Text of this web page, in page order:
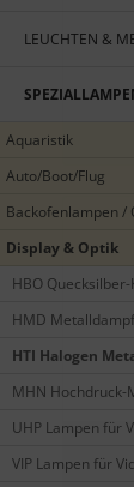
LEUCHTEN &
Aquaristik
Auto/Boot/Flug
Backofenlampen /
Display & Optik
HBO
HMD
HTI Halogen
MHN Hochdruck-
UHP Lampen für
VIP Lampen für